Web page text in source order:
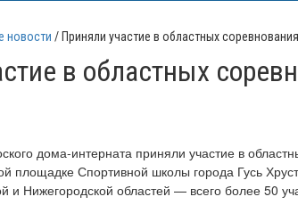
новости Приняли участие в областных
в областных
дома-интерната приняли участие в
площадке Спортивной школы города Гусь
и Нижегородской областей — всего более 50